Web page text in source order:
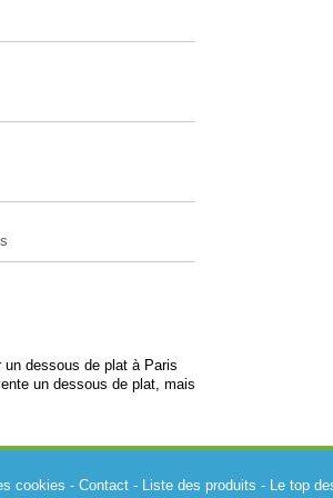
dessous de plat à Paris
un dessous de plat, mais
cookies - Contact- Liste des produits - Le top